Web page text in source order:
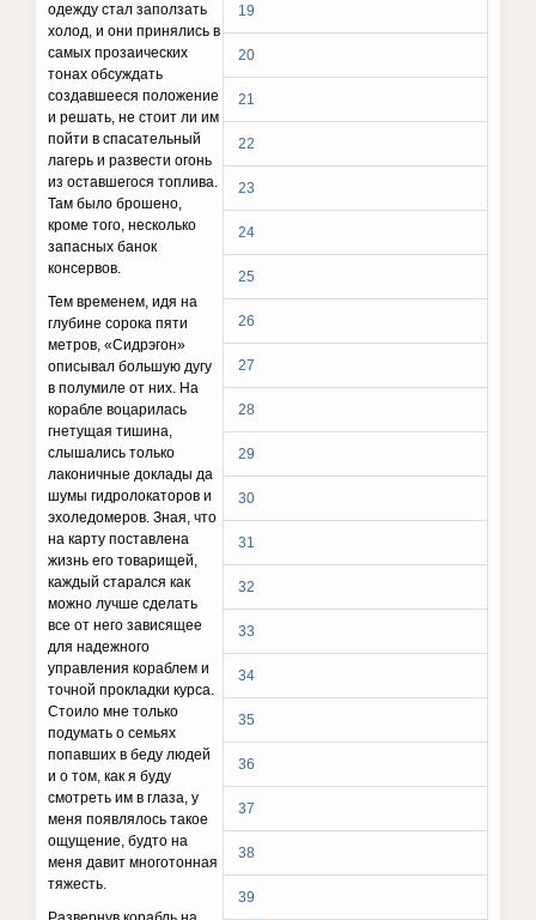
19
20
21
22
23
24
25
26
27
28
29
30
31
32
33
34
35
36
37
38
39
одежду стал заползать
холод, и они принялись в
самых прозаических
тонах обсуж­дать
создавшееся положение
и решать, не стоит ли им
пойти в спасательный
лагерь и развести огонь
из оставшегося топлива.
Там было брошено,
кроме того, несколько
запасных банок
консервов.
Тем временем, идя на
глубине сорока пяти
метров, «Сидрэгон»
описывал большую дугу
в полумиле от них. На
корабле воцарилась
гнетущая тишина,
слыша­лись только
лаконичные доклады да
шумы гидро­локаторов и
эхоледомеров. Зная, что
на карту постав­лена
жизнь его товарищей,
каждый старался как
мож­но лучше сделать
все от него зависящее
для надежно­го
управления кораблем и
точной прокладки курса.
Стоило мне только
подумать о семьях
попавших в беду людей
и о том, как я буду
смотреть им в глаза, у
меня появлялось такое
ощущение, будто на
меня давит многотонная
тяжесть.